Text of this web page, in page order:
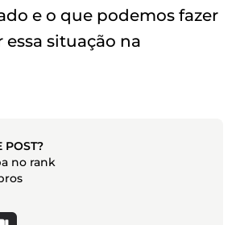
e o que podemos fazer
situação na
POST?
no rank